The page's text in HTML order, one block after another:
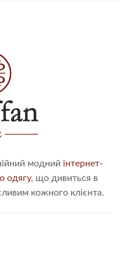
модний інтернет-
одягу, що дивиться в
кожного клієнта.